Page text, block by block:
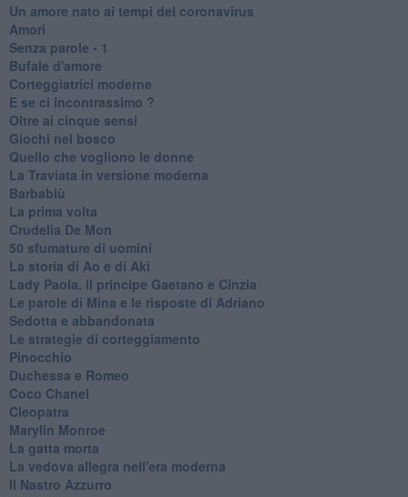
Un amore nato ai tempi del coronavirus
Amori
Senza parole - 1
Bufale d'amore
Corteggiatrici moderne
E se ci incontrassimo ?
Oltre ai cinque sensi
Giochi nel bosco
Quello che vogliono le donne
La Traviata in versione moderna
Barbablù
La prima volta
Crudelia De Mon
50 sfumature di uomini
La storia di Ao e di Aki
Lady Paola, il principe Gaetano e Cinzia
Le parole di Mina e le risposte di Adriano
Sedotta e abbandonata
Le strategie di corteggiamento
Pinocchio
Duchessa e Romeo
Coco Chanel
Cleopatra
Marylin Monroe
La gatta morta
La vedova allegra nell'era moderna
​Il Nastro Azzurro